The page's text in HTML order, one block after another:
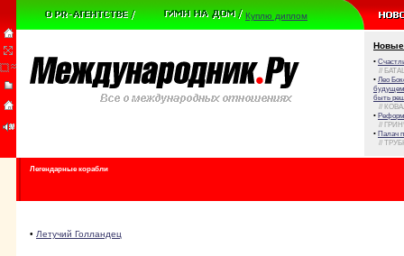
Куплю диплом
Новые
•
//
• Лео
будущем
быть
//
•
//
• Палач
//
Легендарные корабли
• Летучий Голландец